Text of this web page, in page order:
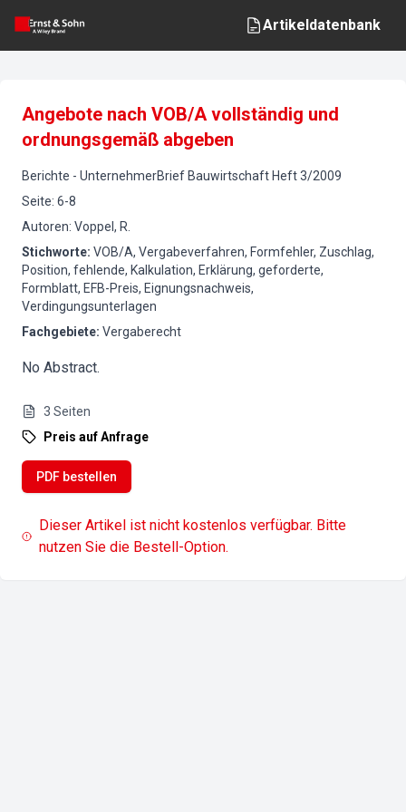
Artikeldatenbank
Angebote nach VOB/A vollständig und
ordnungsgemäß abgeben
Berichte - UnternehmerBrief Bauwirtschaft Heft3/2009
Seite: 6-8
Autoren: Voppel, R.
Stichworte: VOB/A, Vergabeverfahren, Formfehler, Zuschlag,
Position, fehlende, Kalkulation, Erklärung, geforderte,
Formblatt, EFB-Preis, Eignungsnachweis,
Verdingungsunterlagen
Fachgebiete: Vergaberecht
No Abstract.
3 Seiten
Preis auf Anfrage
PDF bestellen
Dieser Artikel ist nicht kostenlos verfügbar. Bitte
nutzen Sie die Bestell-Option.